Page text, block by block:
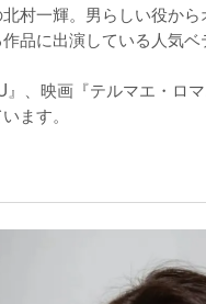
村一輝。男らしい役か
品に出演している人気ベ
』、映画『テルマエ・ロ
ます。